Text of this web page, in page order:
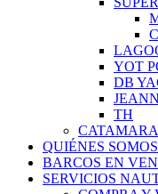
YOT
DB
TH
QUIÉNES SOMOS
BARCOS EN
SERVICIOS